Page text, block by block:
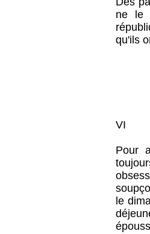
ne le
qu'ils
VI
Pour
le